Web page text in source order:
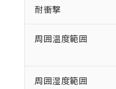
耐衝撃
周囲温度範囲
周囲湿度範囲